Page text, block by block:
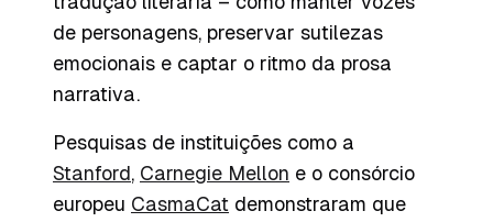
de personagens, preservar sutilezas
emocionais e captar o ritmo da prosa
narrativa.
Pesquisas de instituições como a
Stanford, Carnegie Mellon e o consórcio
europeu CasmaCat demonstraram que